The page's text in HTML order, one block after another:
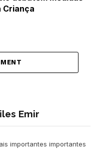
Criança
Emir
importantes importantes